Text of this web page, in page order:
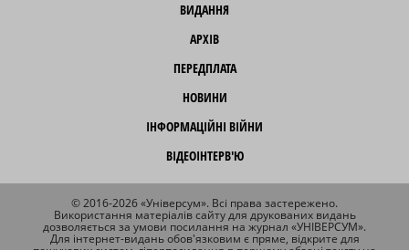
ВИДАННЯ
АРХІВ
ПЕРЕДПЛАТА
НОВИНИ
ІНФОРМАЦІЙНІ ВІЙНИ
ВІДЕОІНТЕРВ'Ю
© 2016-2026 «Універсум». Всі права застережено.
Використання матеріалів сайту для друкованих видань
дозволяється за умови посилання на журнал «УНІВЕРСУМ».
Для інтернет-видань обов'язковим є пряме, відкрите для